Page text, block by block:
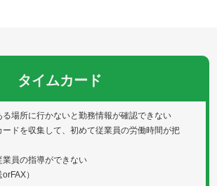
タイムカード
る場所に行かないと勤務情報が確認できない
ドを収集して、初めて従業員の労働時間が把
業員の指導ができない
）